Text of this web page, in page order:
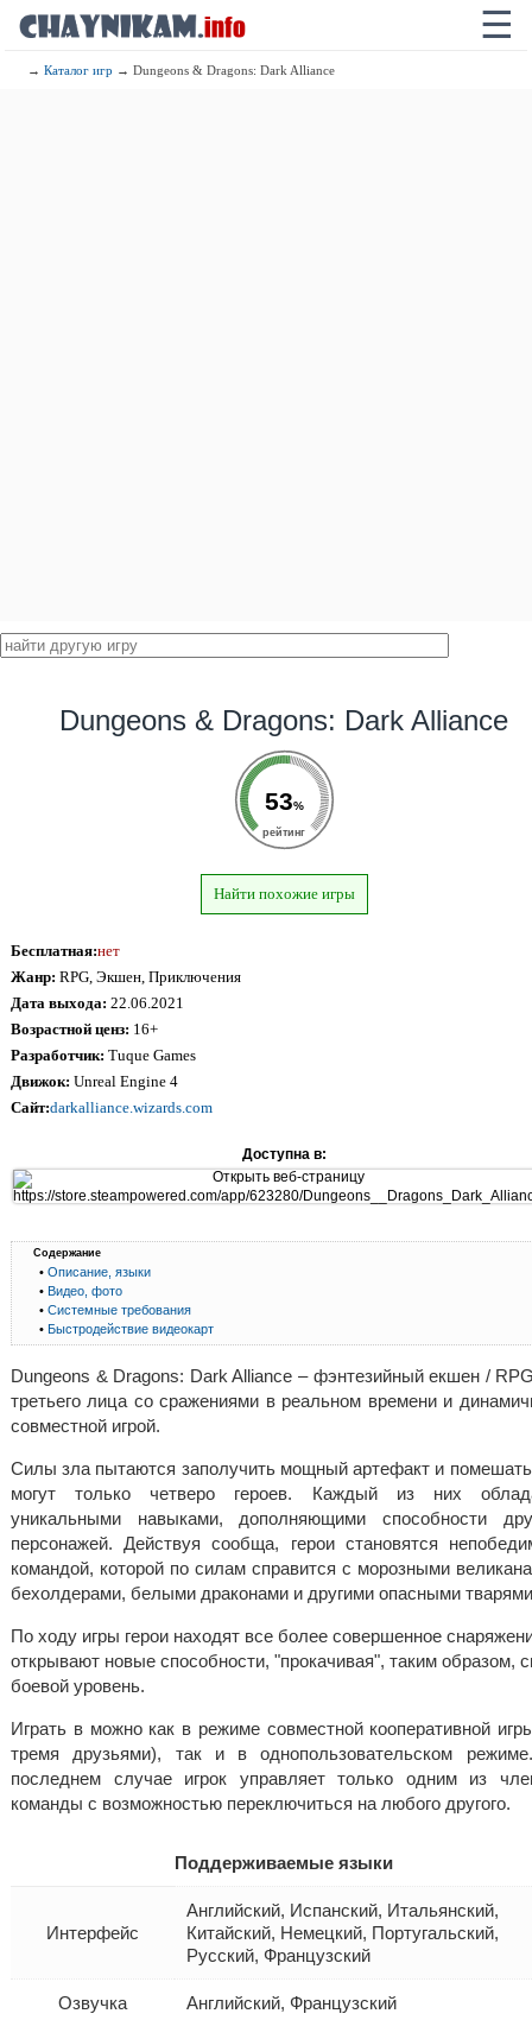
☰
→Каталог игр → Dungeons & Dragons: Dark Alliance
Dungeons & Dragons: Dark Alliance
53%
рейтинг
Найти похожие игры
Бесплатная:нет
Жанр: RPG, Экшен, Приключения
Дата выхода: 22.06.2021
Возрастной ценз: 16+
Разработчик: Tuque Games
Движок: Unreal Engine 4
Сайт:darkalliance.wizards.com
Доступна в:
Содержание
• Описание, языки
• Видео, фото
• Системные требования
• Быстродействие видеокарт
Dungeons & Dragons: Dark Alliance – фэнтезийный екшен /
третьего лица со сражениями в реальном времени и
совместной игрой.
Силы зла пытаются заполучить мощный артефакт и
могут только четверо героев. Каждый из них
уникальными навыками, дополняющими способности
персонажей. Действуя сообща, герои становятся
командой, которой по силам справится с морозными
бехолдерами, белыми драконами и другими опасными
По ходу игры герои находят все более совершенное
открывают новые способности, "прокачивая", таким образом,
боевой уровень.
Играть в можно как в режиме совместной кооперативной
тремя друзьями), так и в однопользовательском
последнем случае игрок управляет только одним из
команды с возможностью переключиться на любого другого.
Поддерживаемые языки
Интерфейс
Английский, Испанский, Итальянский,
Китайский, Немецкий, Португальский,
Русский, Французский
Озвучка Английский, Французский